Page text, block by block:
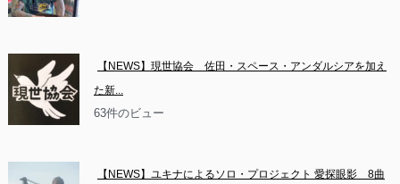
【NEWS】現世協会　佐田・スペース・アンダルシアを加え
た新...
63件のビュー
【NEWS】ユキナによるソロ・プロジェクト 愛探眼影　8曲